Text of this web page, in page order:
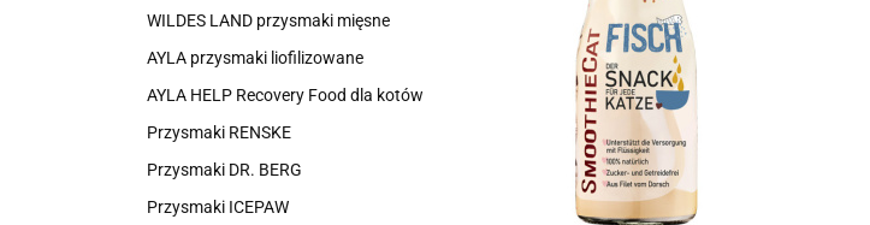
WILDES LAND przysmaki mięsne
AYLA przysmaki liofilizowane
AYLA HELP Recovery Food dla kotów
Przysmaki RENSKE
Przysmaki DR. BERG
Przysmaki ICEPAW